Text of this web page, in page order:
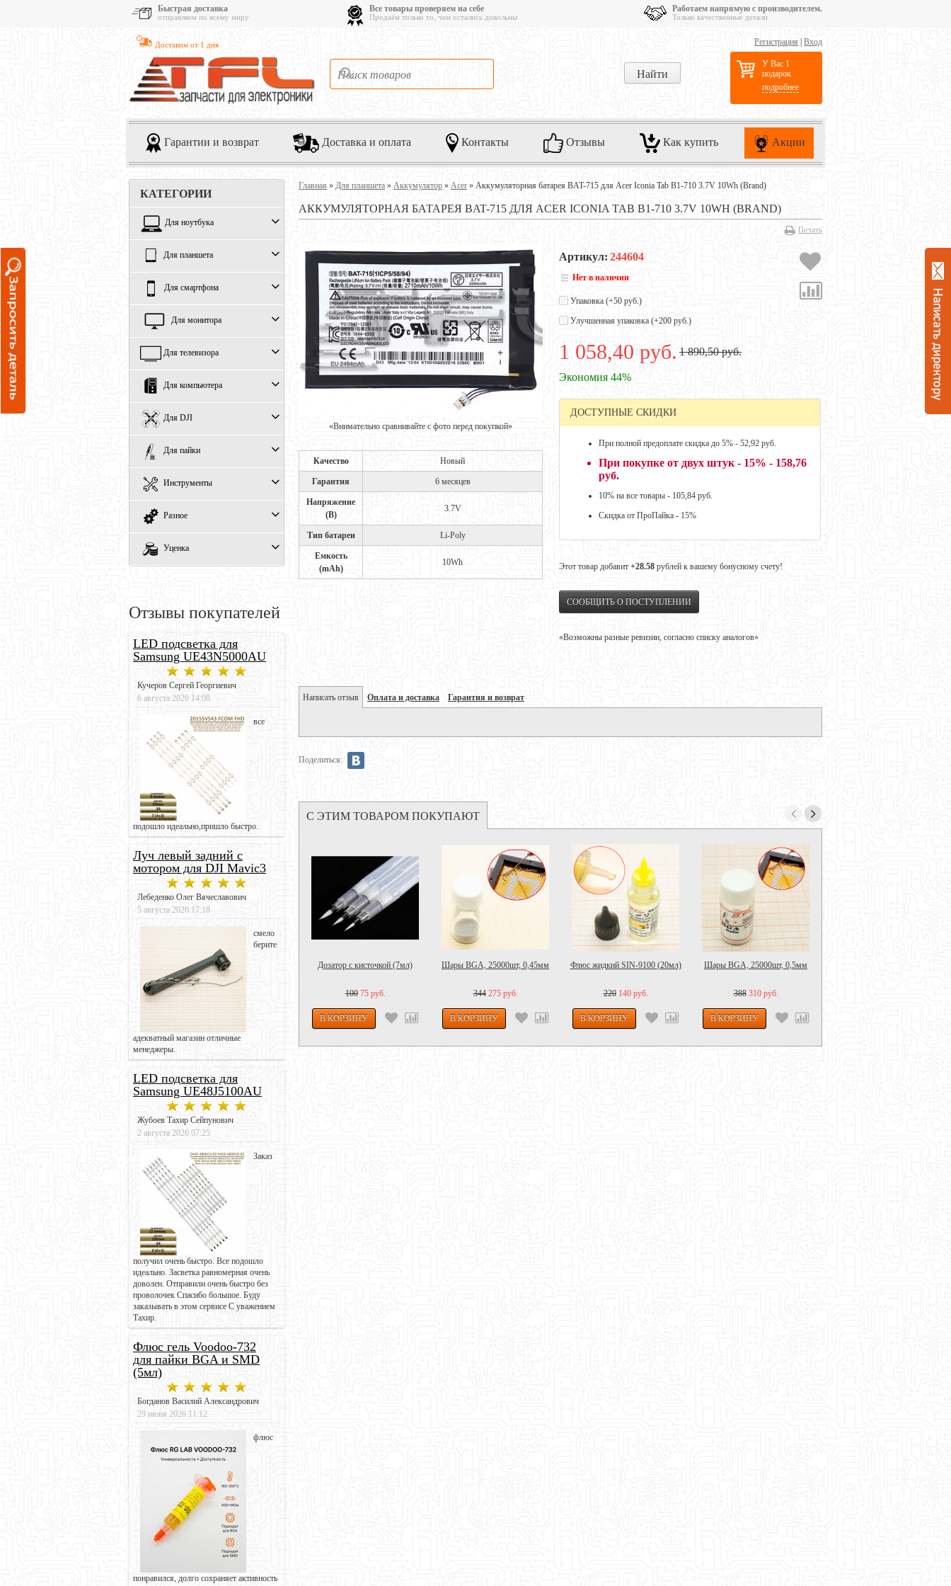
Быстрая доставка
отправляем по всему миру
Все товары проверяем на себе
Продаём только то, чем остались довольны
Работаем напрямую с производителем.
Только качественные детали
Доставим от 1 дня Регистрация Вход
У Вас 1
подарок
подробнее
Гарантии и возврат Доставка и оплата Контакты Отзывы Как купить Акции
КАТЕГОРИИ
Для ноутбука
Для планшета
Для смартфона
Для монитора
Для телевизора
Для компьютера
Для DJI
Для пайки
Инструменты
Разное
Уценка
Отзывы покупателей
LED подсветка для
Samsung UE43N5000AU
Кучеров Сергей Георгиевич
6 августа 2026 14:08
все
подошло идеально,пришло быстро.
Луч левый задний с
мотором для DJI Mavic3
Лебеденко Олег Вячеславович
5 августа 2026 17:18
смело
берите
адекватный магазин отличные
менеджеры.
LED подсветка для
Samsung UE48J5100AU
Жубоев Тахир Сейпунович
2 августа 2026 07:25
Заказ
получил очень быстро. Все подошло
идеально. Засветка равномерная очень
доволен. Отправили очень быстро без
проволочек Спасибо большое. Буду
заказывать в этом сервисе С уважением
Тахир.
Флюс гель Voodoo-732
для пайки BGA и SMD
(5мл)
Богданов Василий Александрович
29 июня 2026 11:12
флюс
понравился, долго сохраняет активность
Главная » Для планшета » Аккумулятор » Acer » Аккумуляторная батарея BAT-715 для Acer Iconia Tab B1-710 3.7V 10Wh (Brand)
АККУМУЛЯТОРНАЯ БАТАРЕЯ BAT-715 ДЛЯ ACER ICONIA TAB B1-710 3.7V 10WH (BRAND)
Печать
«Внимательно сравнивайте с фото перед покупкой»
Качество Новый
Гарантия 6 месяцев
Напряжение
(В)
3.7V
Тип батареи Li-Poly
Емкость
(mAh)
10Wh
Артикул: 244604
Нет в наличии
Упаковка (+50 руб.)
Улучшенная упаковка (+200 руб.)
1 058,40 руб. 1 890,50 руб.
Экономия 44%
ДОСТУПНЫЕ СКИДКИ
При полной предоплате скидка до 5% - 52,92 руб.
При покупке от двух штук - 15% - 158,76
руб.
10% на все товары - 105,84 руб.
Скидка от ПроПайка - 15%
Этот товар добавит +28.58 рублей к вашему бонусному счету!
СООБЩИТЬ О ПОСТУПЛЕНИИ
«Возможны разные ревизии, согласно списку аналогов»
Написать отзыв Оплата и доставка Гарантия и возврат
Поделиться:
С ЭТИМ ТОВАРОМ ПОКУПАЮТ
Дозатор с кисточкой (7мл)
100 75 руб.
Шары BGA, 25000шт, 0,45мм
344 275 руб.
Флюс жидкий SIN-9100 (20мл)
220 140 руб.
Шары BGA, 25000шт, 0,5мм
388 310 руб.